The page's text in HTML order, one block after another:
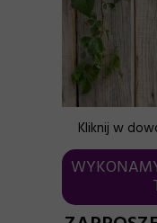
Kliknij w